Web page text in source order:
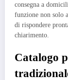
consegna a
funzione non solo
di rispondere
chiarimento.
Catalogo